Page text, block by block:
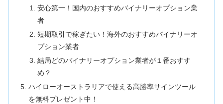
安心第一！国内のおすすめバイナリーオプション業
者
短期取引で稼ぎたい！海外のおすすめバイナリーオ
プション業者
結局どのバイナリーオプション業者が１番おすす
め？
ハイローオーストラリアで使える高勝率サインツール
を無料プレゼント中！